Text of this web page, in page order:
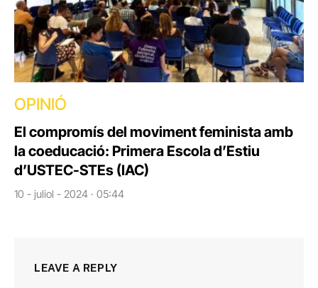
OPINIÓ
El compromís del moviment feminista amb
la coeducació: Primera Escola d’Estiu
d’USTEC-STEs (IAC)
10 - juliol - 2024 · 05:44
LEAVE A REPLY